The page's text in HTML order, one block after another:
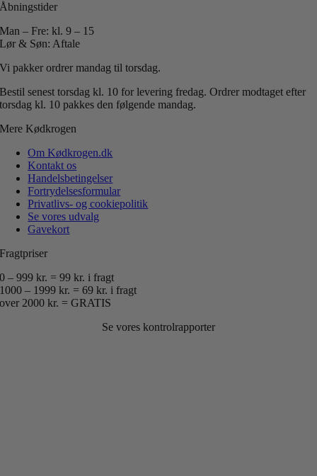
Åbningstider
Man – Fre: kl. 9 – 15
Lør & Søn: Aftale
Vi pakker ordrer mandag til torsdag.
Bestil senest torsdag kl. 10 for levering fredag.Ordrer modtaget efter
torsdag kl. 10 pakkes den følgende mandag.
Mere Kødkrogen
Om Kødkrogen.dk
Kontakt os
Handelsbetingelser
Fortrydelsesformular
Privatlivs- og cookiepolitik
Se vores udvalg
Gavekort
Fragtpriser
0 – 999 kr. = 99 kr. i fragt
1000 – 1999 kr. = 69 kr. i fragt
over 2000 kr. = GRATIS
Se vores kontrolrapporter